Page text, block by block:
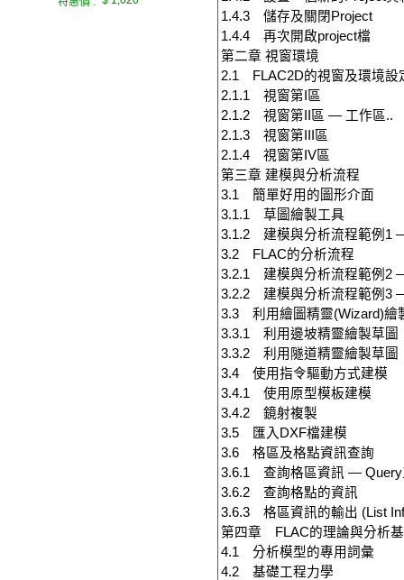
1.4.3 儲存及關閉Project
1.4.4 再次開啟project檔
第二章 視窗環境
2.1 FLAC2D的視窗及環境設
2.1.1 視窗第I區
2.1.2 視窗第II區 — 工作區..
2.1.3 視窗第III區
2.1.4 視窗第IV區
第三章 建模與分析流程
3.1 簡單好用的圖形介面
3.1.1 草圖繪製工具
3.1.2 建模與分析流程範例1
3.2 FLAC的分析流程
3.2.1 建模與分析流程範例2
3.2.2 建模與分析流程範例3
3.3 利用繪圖精靈(Wizard)繪
3.3.1 利用邊坡精靈繪製草圖
3.3.2 利用隧道精靈繪製草圖
3.4 使用指令驅動方式建模
3.4.1 使用原型模板建模
3.4.2 鏡射複製
3.5 匯入DXF檔建模
3.6 格區及格點資訊查詢
3.6.1 查詢格區資訊 — Query
3.6.2 查詢格點的資訊
3.6.3 格區資訊的輸出 (List
第四章 FLAC的理論與分析
4.1 分析模型的專用詞彙
4.2 基礎工程力學